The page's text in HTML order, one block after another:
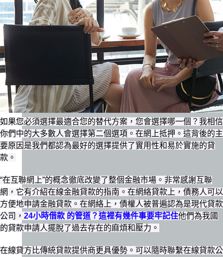
如果您必須選擇最適合您的替代方案，您會選擇哪一個？我相信
你們中的大多數人會選擇第二個選項。在網上抵押。這背後的主
要原因是我們都認為最好的選擇提供了實用性和易於實施的貸
款。
“在互聯網上”的概念徹底改變了整個金融市場。非常感謝互聯
網，它有介紹在線金融貸款的指南。在網絡貸款上，債務人可以
方便地申請金融貸款。在網絡上，債權人被普遍認為是現代貸款
公司， 24小時借款 的管道？這裡有幾件事要牢記住他們為我國
的貸款申請人擺脫了過去存在的麻煩和壓力。
在線貸方比傳統貸款提供商更具優勢。可以隨時聯繫在線貸款公